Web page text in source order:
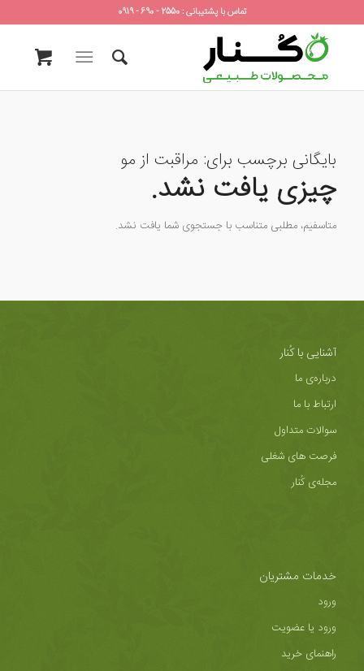
تماس با پشتیبانی : 2550 - 690 - 0919
بایگانی برچسب برای: مراقبت از مو
چیزی یافت نشد.
متاسفیم، مطلبی متناسب با جستجوی شما یافت نشد.
آشنایی با کُنار
درباره‌ی ما
ارتباط با ما
سوالات متداول
فرصت های شغلی
مجله‌ی کُنار
خدمات مشتریان
ورود
ورود یا عضویت
راهنمای خرید